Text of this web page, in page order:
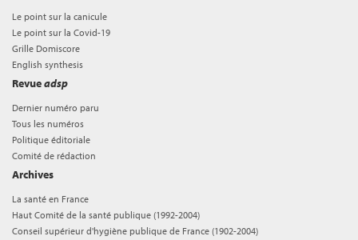
Le point sur la canicule
Le point sur la Covid-19
Grille Domiscore
English synthesis
Revueadsp
Dernier numéro paru
Tous les numéros
Politique éditoriale
Comité de rédaction
Archives
La santé en France
Haut Comité de la santé publique (1992-2004)
Conseil supérieur d'hygiène publique de France (1902-2004)